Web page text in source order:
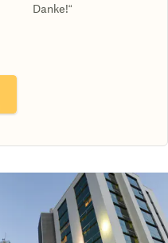
Danke!“